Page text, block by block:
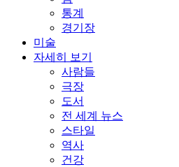
통계
경기장
미술
자세히 보기
사람들
극장
도서
전 세계 뉴스
스타일
역사
건강